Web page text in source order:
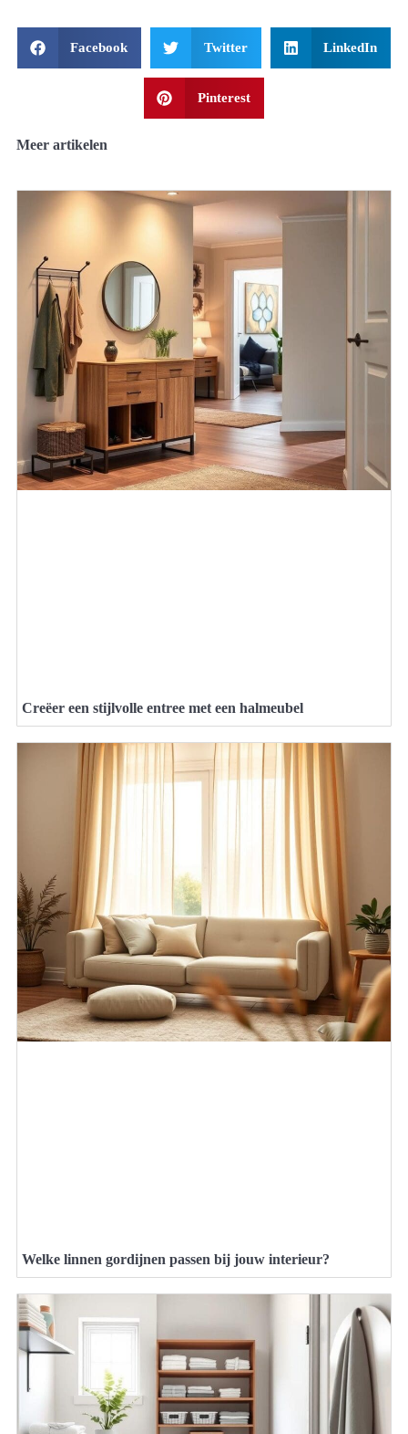
Facebook Twitter LinkedIn
Pinterest
Meer artikelen
Creëer een stijlvolle entree met een halmeubel
Welke linnen gordijnen passen bij jouw interieur?